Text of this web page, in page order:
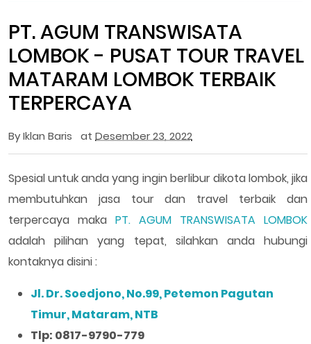
PT. AGUM TRANSWISATA
LOMBOK - PUSAT TOUR TRAVEL
MATARAM LOMBOK TERBAIK
TERPERCAYA
ByIklan Baris at Desember 23, 2022
Spesial untuk anda yang ingin berlibur dikota lombok, jika
membutuhkan jasa tour dan travel terbaik dan
terpercaya maka PT. AGUM TRANSWISATA LOMBOK
adalah pilihan yang tepat, silahkan anda hubungi
kontaknya disini :
Jl. Dr. Soedjono, No.99, Petemon Pagutan
Timur, Mataram, NTB
Tlp: 0817-9790-779